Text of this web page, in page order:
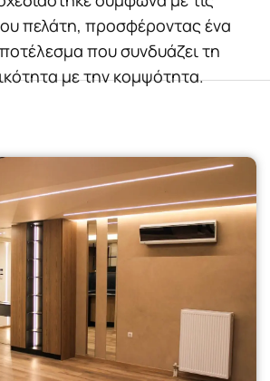
πελάτη, προσφέροντας ένα
που συνδυάζει τη
με την κομψότητα.